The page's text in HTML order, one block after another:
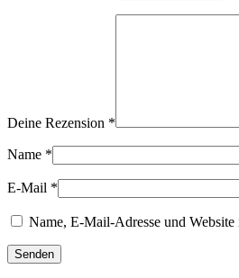
Deine Rezension *
Name *
E-Mail *
Name, E-Mail-Adresse und